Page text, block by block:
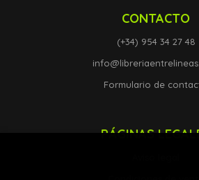
CONTACTO
(+34) 954 34 27 48
Formulario de
PÁGINAS